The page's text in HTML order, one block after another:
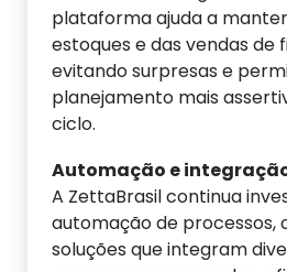
plataforma ajuda a
estoques e das vendas de
evitando surpresas e
planejamento mais
ciclo.
Automação ei
A ZettaBrasil continua
automação de processos,
soluções que integram